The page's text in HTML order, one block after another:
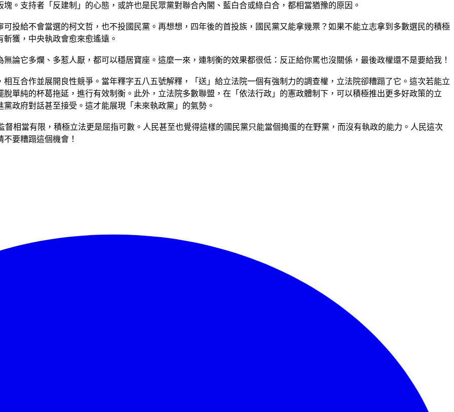
。支持者「反建制」的心態，或許也是民眾黨對聯合內閣、藍白合或綠白合，都相當猶豫的原因。
投給不會當選的柯文哲，也不投國民黨。再想想，四年後的首投族，國民黨又能拿幾票？如果不能立志拿到多數選民的積極
獲，中央執政會愈來愈遙遠。
論它多爛、多惹人厭，都可以穩居寶座。這麼一來，連制衡的效果都很低：反正給你罵也沒關係，最後政權還不是要給我！
互合作並展開良性競爭。當年釋字五八五號解釋，「送」給立法院一個有強制力的調查權，立法院卻糟蹋了它。這次若能立
單純的杯葛拖延，進行有效制衡。此外，立法院多數聯盟，在「依法行政」的憲政體制下，可以積極推出更多好政策的立
政府對話甚至接受。這才能展現「未來執政黨」的氣勢。
相當有限，積極立法更是屈指可數。人民甚至也覺得這樣的國民黨只能當個搗蛋的在野黨，而沒有執政的能力。人民這次
要糟蹋這個機會！